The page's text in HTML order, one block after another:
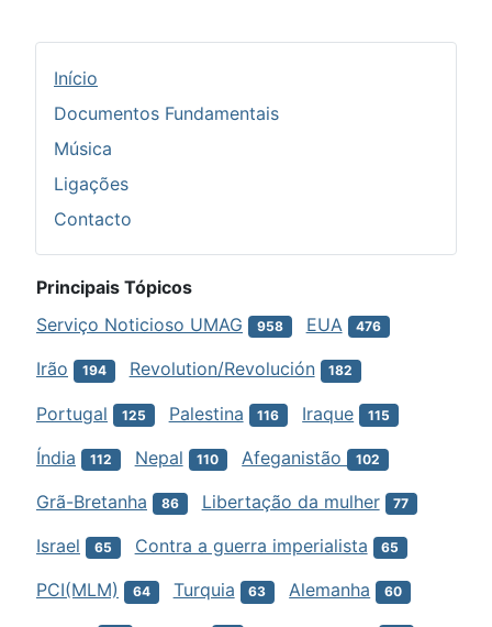
Início
Documentos Fundamentais
Música
Ligações
Contacto
Principais Tópicos
Serviço Noticioso UMAG
958 EUA 476
Irão 194 Revolution/Revolución 182
Portugal 125 Palestina 116 Iraque 115
Índia 112 Nepal 110 Afeganistão 102
Grã-Bretanha 86 Libertação da mulher 77
Israel 65 Contra a guerra imperialista 65
PCI(MLM) 64 Turquia 63 Alemanha 60